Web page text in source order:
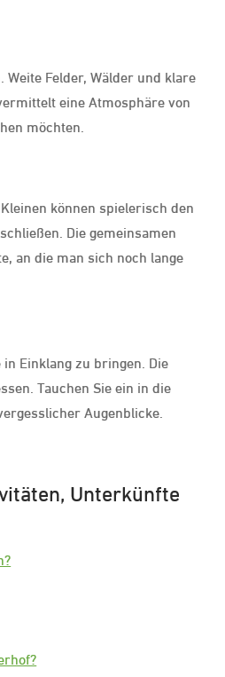
Felder, Wälder und klare
eine Atmosphäre von
möchten.
können spielerisch den
Die gemeinsamen
an die man sich noch lange
Einklang zu bringen. Die
Tauchen Sie ein in die
Augenblicke.
Unterkünfte